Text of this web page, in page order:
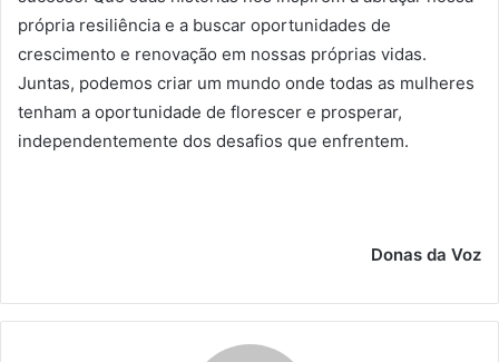
própria resiliência e a buscar oportunidades de
crescimento e renovação em nossas próprias vidas.
Juntas, podemos criar um mundo onde todas as mulheres
tenham a oportunidade de florescer e prosperar,
independentemente dos desafios que enfrentem.
Donas da Voz